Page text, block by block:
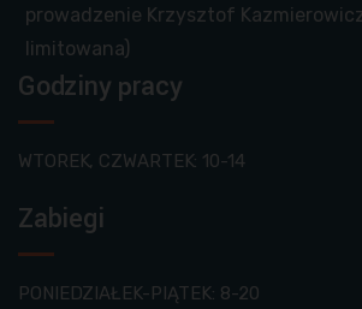
prowadzenie Krzysztof
limitowana)
Godziny pracy
WTOREK, CZWARTEK: 10-14
Zabiegi
PONIEDZIAŁEK-PIĄTEK: 8-20